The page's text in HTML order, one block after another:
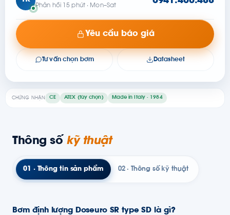
CHỨNG NHẬN CE ATEX (tùy chọn) Made in Italy · 1984
Phản hồi 15 phút · Mon–Sat
Yêu cầu báo giá
Tư vấn chọn bơm Datasheet
Thông số kỹ thuật
01 · Thông tin sản phẩm 02 · Thông số kỹ thuật
Bơm định lượng Doseuro SR type SD là gì?